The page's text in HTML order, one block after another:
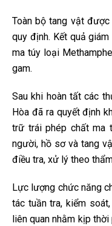
Toàn bộ tang vật
quy định. Kết quả
ma túy loại
gam.
Sau khi hoàn tất các
Hòa đã ra quyết định
trữ trái phép chất ma
người, hồ sơ và tang
điều tra, xử lý theo
Lực lượng chức năng
tác tuần tra, kiểm
liên quan nhằm kịp